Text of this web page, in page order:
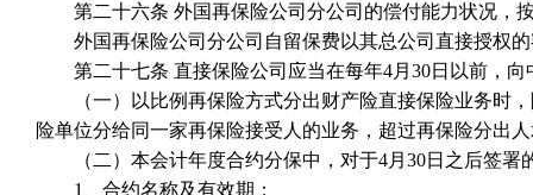
第二十六条 外国再保险公司分公司的偿付能力状况，
外国再保险公司分公司自留保费以其总公司直接授权的
第二十七条 直接保险公司应当在每年4月30日以前，向
（一）以比例再保险方式分出财产险直接保险业务时，
险单位分给同一家再保险接受人的业务，超过再保险分出
（二）本会计年度合约分保中，对于4月30日之后签署
1、合约名称及有效期；